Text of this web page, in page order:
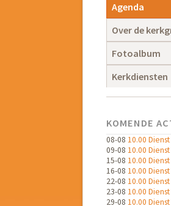
Agenda
Over de
Fotoalbum
Kerkdiensten
KOMENDE
08-08 10.00
09-08 10.00
15-08 10.00
16-08 10.00
22-08 10.00
23-08 10.00
29-08 10.00